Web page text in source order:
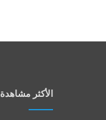
الأكثر مشاهدة